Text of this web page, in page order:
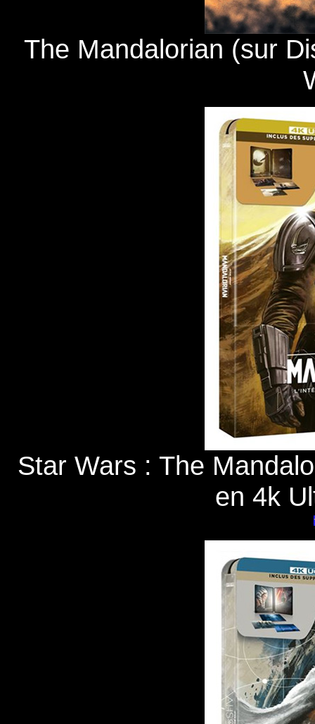
The Mandalorian (sur
Star Wars : The
en 4k